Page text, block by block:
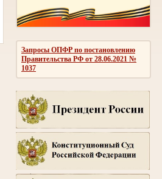
Запросы ОПФР по постановлению
Правительства РФ от 28.06.2021 №
1037